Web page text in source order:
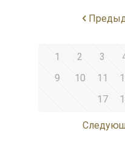
1 2 3
9
10 11
17